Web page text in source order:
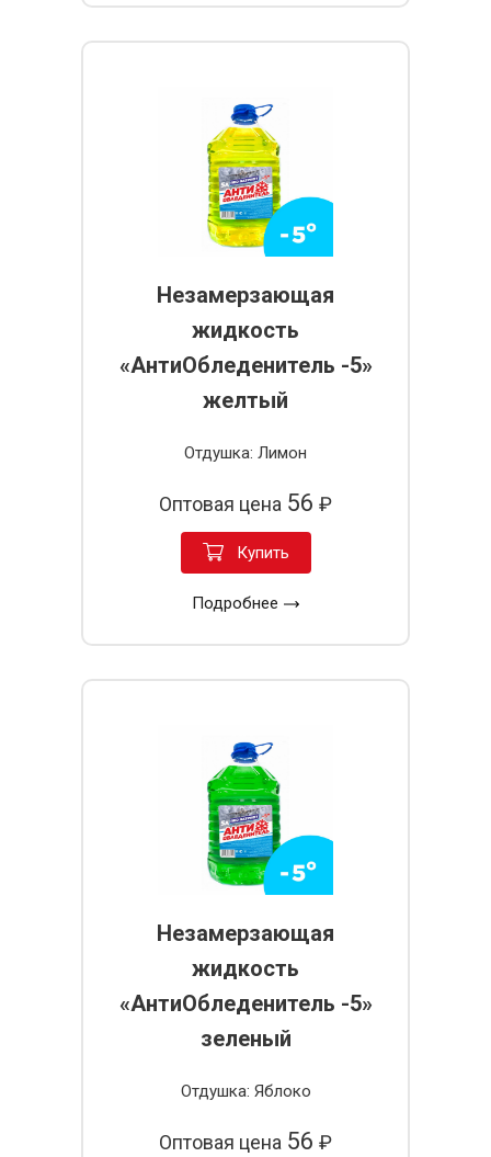
Незамерзающая
жидкость
«АнтиОбледенитель -5»
желтый
Отдушка: Лимон
Оптовая цена 56 ₽
Купить
Подробнее
Незамерзающая
жидкость
«АнтиОбледенитель -5»
зеленый
Отдушка: Яблоко
Оптовая цена 56 ₽